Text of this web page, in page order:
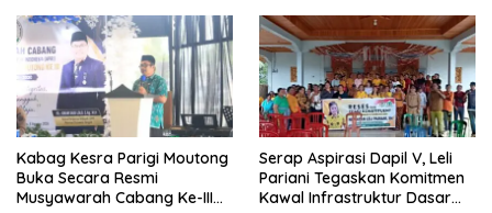
Kabag Kesra Parigi Moutong
Buka Secara Resmi
Musyawarah Cabang Ke-III
Serap Aspirasi Dapil V, Leli
Pariani Tegaskan Komitmen
Kawal Infrastruktur Dasar